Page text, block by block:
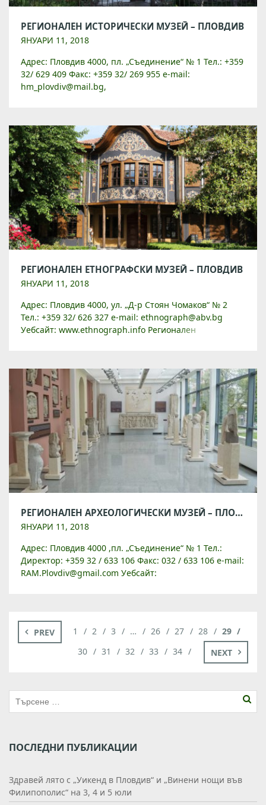
РЕГИОНАЛЕН ИСТОРИЧЕСКИ МУЗЕЙ – ПЛОВДИВ
ЯНУАРИ 11, 2018
Адрес: Пловдив 4000, пл. „Съединение“ № 1 Тел.: +359
32/ 629 409 Факс: +359 32/ 269 955 e-mail:
hm_plovdiv@mail.bg,
исторически музей – Пловдив е създаден през […]
РЕГИОНАЛЕН ЕТНОГРАФСКИ МУЗЕЙ – ПЛОВДИВ
ЯНУАРИ 11, 2018
Адрес: Пловдив 4000, ул. „Д-р Стоян Чомаков“ № 2
Тел.: +359 32/ 626 327 e-mail: ethnograph@abv.bg
Уебсайт: www.ethnograph.info Регионален
РЕГИОНАЛЕН АРХЕОЛОГИЧЕСКИ МУЗЕЙ – ПЛОВДИВ
ЯНУАРИ 11, 2018
Адрес: Пловдив 4000 ,пл. „Съединение“ № 1 Тел.:
Директор: +359 32 / 633 106 Факс: 032 / 633 106 e-mail:
RAM.Plovdiv@gmail.com Уебсайт:
PREV 1 2 3 … 26 27 28
29
30
31 32 33 34 NEXT
ПОСЛЕДНИ ПУБЛИКАЦИИ
Здравей лято с „Уикенд в Пловдив“ и „Винени нощи във
Филипополис“ на 3, 4 и 5 юли